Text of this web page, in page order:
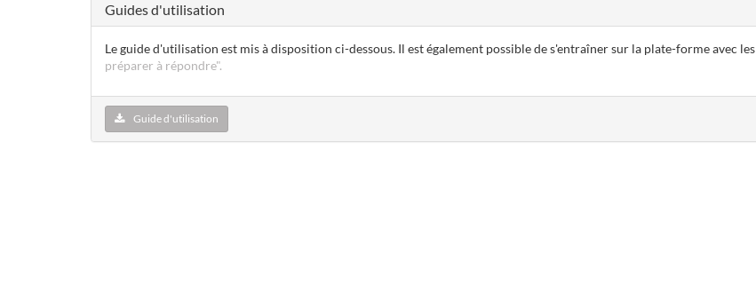
Guides d'utilisation
Le guide d'utilisation est mis à disposition ci-dessous. Il est également possible de s'entraîner sur la plate-forme avec les
préparer à répondre".
Guide d'utilisation